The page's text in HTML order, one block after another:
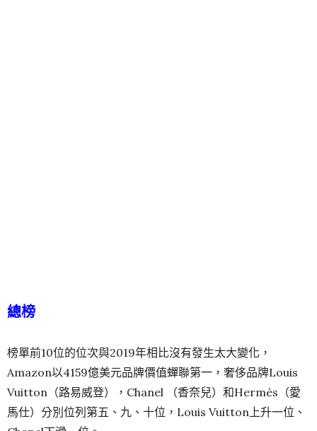
總榜
榜單前10位的位次與2019年相比沒有發生太大變化，
Amazon以4159億美元品牌價值蟬聯第一，奢侈品牌Louis
Vuitton（路易威登），Chanel （香奈兒）和Hermès（愛
馬仕）分別位列第五、九、十位，Louis Vuitton上升一位、